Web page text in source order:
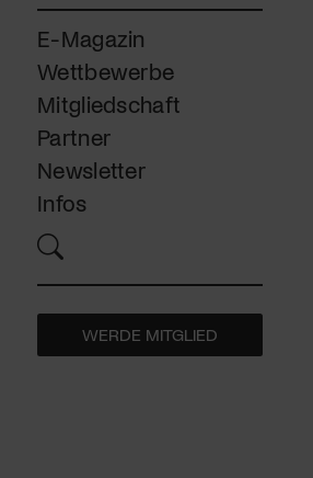
E-Magazin
Wettbewerbe
Mitgliedschaft
Partner
Newsletter
Infos
WERDE MITGLIED